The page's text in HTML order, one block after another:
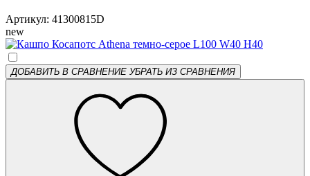
Артикул: 41300815D
new
ДОБАВИТЬ В СРАВНЕНИЕ УБРАТЬ ИЗ СРАВНЕНИЯ